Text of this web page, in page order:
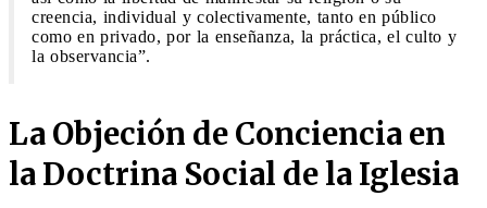
creencia, individual y colectivamente, tanto en público
como en privado, por la enseñanza, la práctica, el culto y
la observancia”.
La Objeción de Conciencia en
la Doctrina Social de la Iglesia